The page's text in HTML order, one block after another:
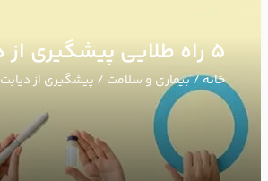
۵ راه طلایی پیشگیری از دیابت!
خانه/بیماری و سلامت / پیشگیری از دیابت